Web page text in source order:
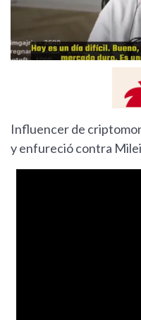
Influencer de
y enfureció contra Milei